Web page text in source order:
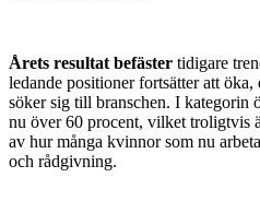
Årets resultat befäster tidigare
ledande positioner fortsätter att
söker sig till branschen. I kategorin
nu över 60 procent, vilket troligtvis
av hur många kvinnor som nu
och rådgivning.